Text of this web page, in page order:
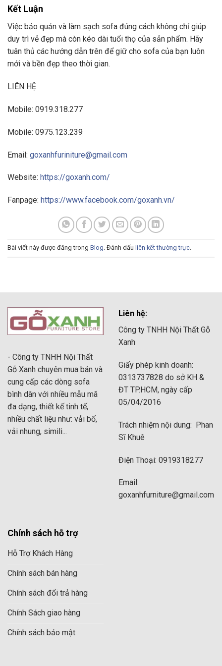
Kết Luận
Việc bảo quản và làm sạch sofa đúng cách không chỉ giúp
duy trì vẻ đẹp mà còn kéo dài tuổi thọ của sản phẩm. Hãy
tuân thủ các hướng dẫn trên để giữ cho sofa của bạn luôn
mới và bền đẹp theo thời gian.
LIÊN HỆ
Mobile: 0919.318.277
Mobile: 0975.123.239
Email: goxanhfuriniture@gmail.com
Website: https://goxanh.com/
Fanpage: https://www.facebook.com/goxanh.vn/
Bài viết này được đăng trong Blog. Đánh dấu liên kết thường trực.
- Công ty TNHH Nội Thất
Gỗ Xanh chuyên mua bán và
cung cấp các dòng sofa
bình dân với nhiều mẫu mã
đa dạng, thiết kế tinh tế,
nhiều chất liệu như: vải bố,
vải nhung, simili...
Liên hệ:
Công ty TNHH Nội Thất Gỗ
Xanh
Giấy phép kinh doanh:
0313737828 do sở KH &
ĐT TP.HCM, ngày cấp
05/04/2016
Trách nhiệm nội dung: Phan
Sĩ Khuê
Điện Thoại: 0919318277
Email:
goxanhfurniture@gmail.com
Chính sách hỗ trợ
Hỗ Trợ Khách Hàng
Chính sách bán hàng
Chính sách đổi trả hàng
Chính Sách giao hàng
Chính sách bảo mật